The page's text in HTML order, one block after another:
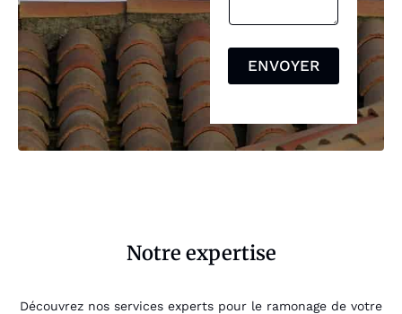
ENVOYER
Notre expertise
Découvrez nos services experts pour le ramonage de votre